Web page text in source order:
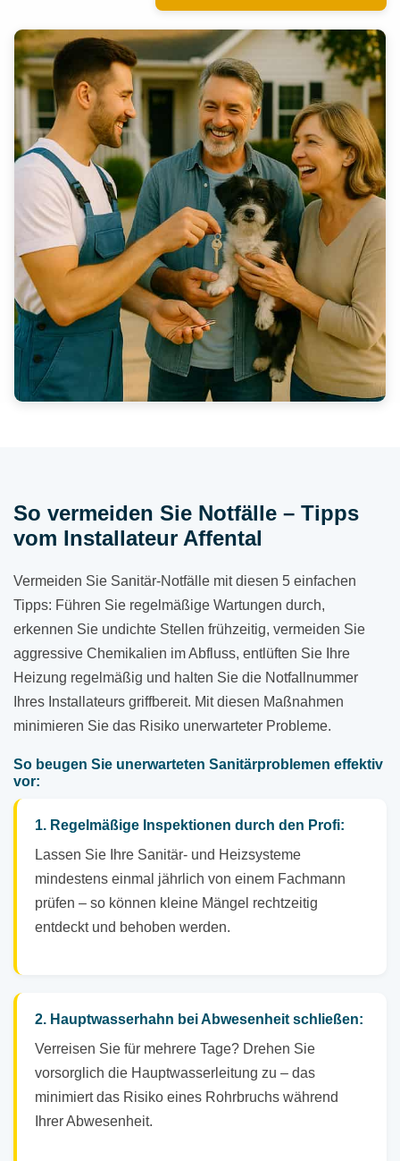
So vermeiden Sie Notfälle – Tipps
vom Installateur Affental
Vermeiden Sie Sanitär-Notfälle mit diesen 5 einfachen
Tipps: Führen Sie regelmäßige Wartungen durch,
erkennen Sie undichte Stellen frühzeitig, vermeiden Sie
aggressive Chemikalien im Abfluss, entlüften Sie Ihre
Heizung regelmäßig und halten Sie die Notfallnummer
Ihres Installateurs griffbereit. Mit diesen Maßnahmen
minimieren Sie das Risiko unerwarteter Probleme.
So beugen Sie unerwarteten Sanitärproblemen effektiv
vor:
1. Regelmäßige Inspektionen durch den Profi:
Lassen Sie Ihre Sanitär- und Heizsysteme
mindestens einmal jährlich von einem Fachmann
prüfen – so können kleine Mängel rechtzeitig
entdeckt und behoben werden.
2. Hauptwasserhahn bei Abwesenheit schließen:
Verreisen Sie für mehrere Tage? Drehen Sie
vorsorglich die Hauptwasserleitung zu – das
minimiert das Risiko eines Rohrbruchs während
Ihrer Abwesenheit.